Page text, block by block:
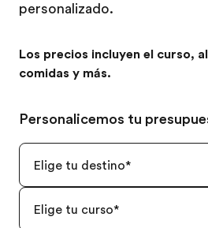
personalizado.
Los precios incluyen el curso,
comidas y más.
Personalicemos tu
Elige tu destino*
Elige tu curso*